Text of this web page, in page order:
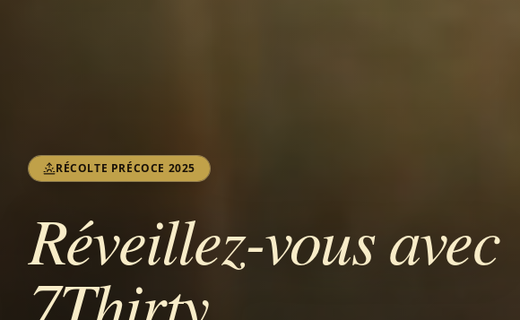
RÉCOLTE PRÉCOCE 2025
Réveillez-vous avec
7Thirty